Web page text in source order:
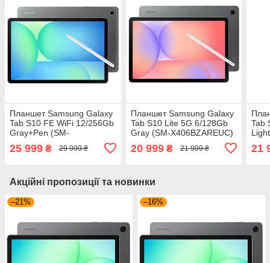
Планшет Samsung Galaxy
Tab S10 FE WiFi 12/256Gb
Gray+Pen (SM-
25 999 ₴ 29 999 ₴
Планшет Samsung Galaxy
Tab S10 Lite 5G 6/128Gb
Gray (SM-X406BZAREUC)
20 999₴ 21 999 ₴
Tab
21
Акційні пропозиції та новинки
–21% –16%